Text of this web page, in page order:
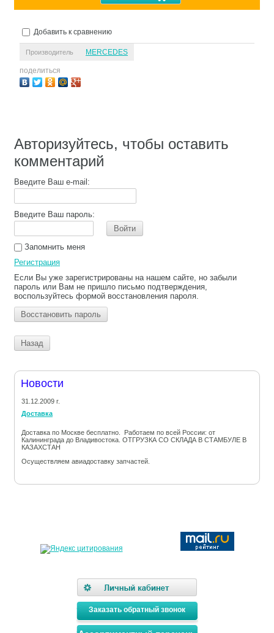
Новости
31.12.2009 г.
Доставка
Доставка по Москве бесплатно. Работаем по всей России: от
Калининграда до Владивостока. ОТГРУЗКА СО СКЛАДА В СТАМБУЛЕ В
КАЗАХСТАН
Осуществляем авиадоставку запчастей.
Добавить к сравнению
Производитель MERCEDES
поделиться
Авторизуйтесь, чтобы оставить
комментарий
Введите Ваш e-mail:
Введите Ваш пароль:
Войти
Запомнить меня
Регистрация
Если Вы уже зарегистрированы на нашем сайте, но забыли
пароль или Вам не пришло письмо подтверждения,
воспользуйтесь формой восстановления пароля.
Восстановить пароль
Назад
Заказать обратный звонок